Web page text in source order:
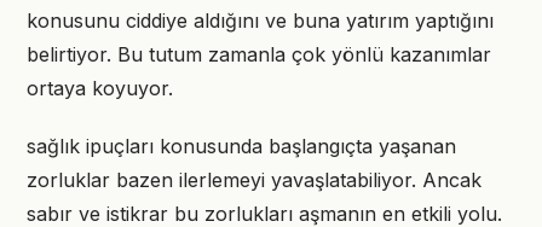
konusunu ciddiye aldığını ve buna yatırım yaptığını
belirtiyor. Bu tutum zamanla çok yönlü kazanımlar
ortaya koyuyor.
sağlık ipuçları konusunda başlangıçta yaşanan
zorluklar bazen ilerlemeyi yavaşlatabiliyor. Ancak
sabır ve istikrar bu zorlukları aşmanın en etkili yolu.